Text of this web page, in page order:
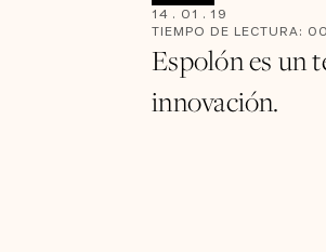
14 . 01 . 19
TIEMPO DE LECTURA: 00
Espolón es un
innovación.